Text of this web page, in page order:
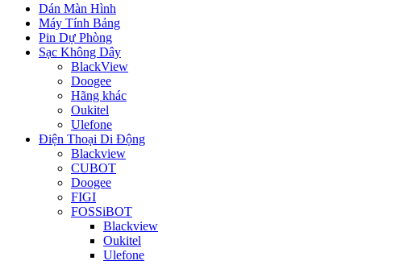
Dán Màn Hình
Máy Tính Bảng
Pin Dự Phòng
Sạc Không Dây
BlackView
Doogee
Hãng khác
Oukitel
Ulefone
Điện Thoại Di Động
Blackview
CUBOT
Doogee
FIGI
FOSSiBOT
Blackview
Oukitel
Ulefone